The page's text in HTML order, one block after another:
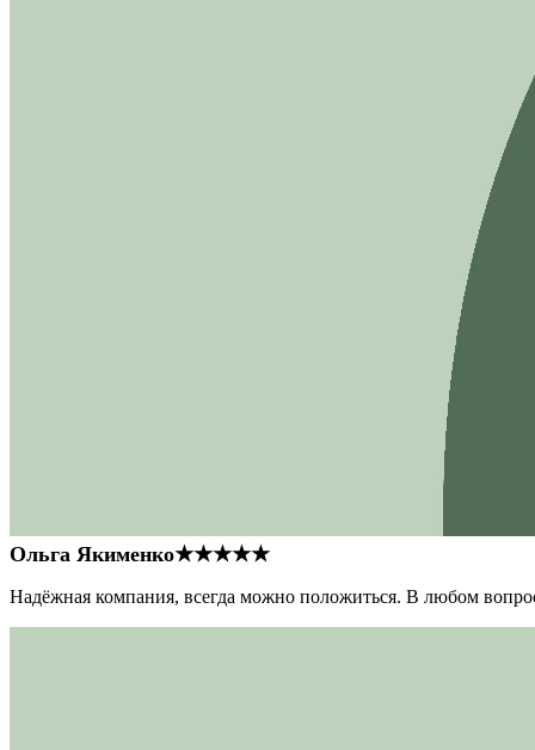
Ольга Якименко★★★★★
Надёжная компания, всегда можно положиться. В любом